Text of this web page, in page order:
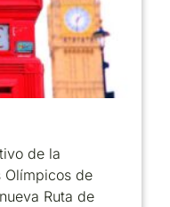
de la
Olímpicos de
Ruta de